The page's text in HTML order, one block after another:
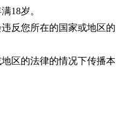
18岁。
反您所在的国家或地区的
区的法律的情况下传播本